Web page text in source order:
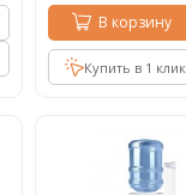
В корзину
Купить в 1 клик